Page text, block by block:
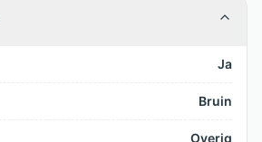
Ja
Bruin
Overig